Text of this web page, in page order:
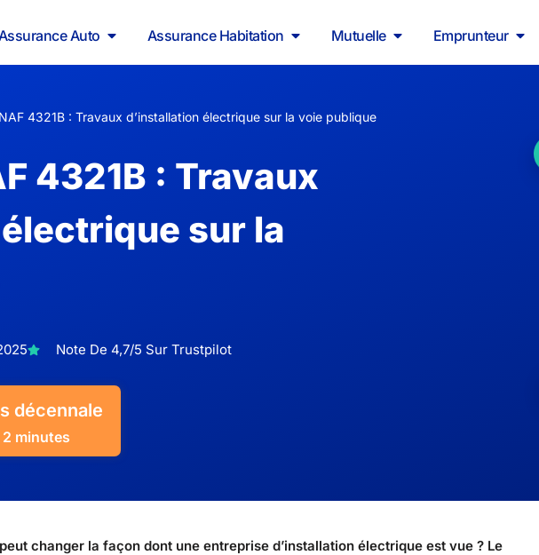
Auto Assurance Habitation Mutuelle Emprunteur
4321B : Travaux d’installation électrique sur la voie publique
4321B : Travaux
sur la
Note De 4,7/5 Sur Trustpilot
décennale
minutes
changer la façon dont une entreprise d’installation électrique est vue ? Le